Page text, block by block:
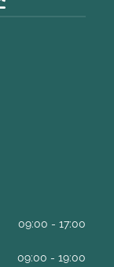
09:00 - 17:00
09:00 - 19:00